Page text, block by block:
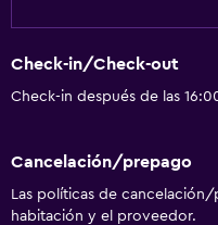
Servicios básicos
Wifi disponible en todas
Internet
Artículos de aseo gratis
Alarma de humo
Check-in/Check-out
Check-in después de las
Cancelación/prepago
Las políticas de
habitación y el proveedor.